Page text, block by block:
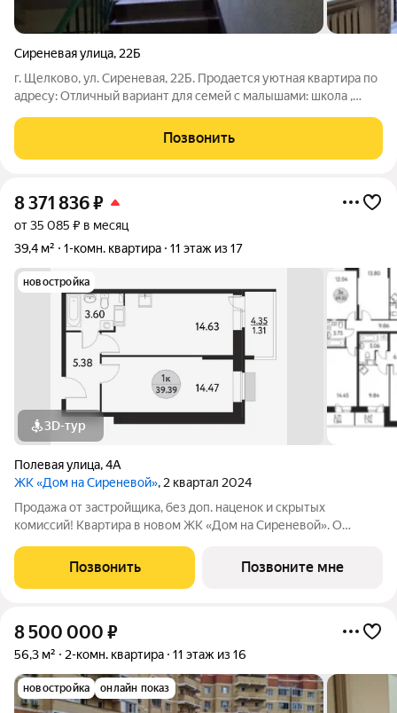
Сиреневая улица, 22Б
г. Щелково, ул. Сиреневая, 22Б. Продается уютная квартира по
адресу: Отличный вариант для семей с малышами: школа ,
непосредственной близости, что делает эту квартиру
настоящим семейным раем! О квартире:
Позвонить
8 371 836₽
от 35 085 ₽ в месяц
39,4 м²
1-комн. квартира 11 этаж из 17
новостройка
3D-тур
Полевая улица,4А
ЖК «Дом на Сиреневой», 2 квартал 2024
Продажа от застройщика, без доп. наценок и скрытых
комиссий! Квартира в новом ЖК «Дом на Сиреневой». О
Гармонично расположен между Щелковским лесопарком и
промышленным районом города с развитой
Позвонить Позвоните мне
8 500 000 ₽
56,3 м² 2-комн. квартира 11 этаж из 16
новостройка онлайн показ